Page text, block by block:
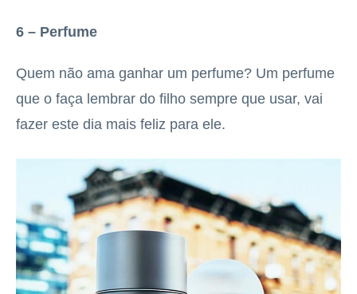
6 – Perfume
Quem não ama ganhar um perfume? Um perfume
que o faça lembrar do filho sempre que usar, vai
fazer este dia mais feliz para ele.